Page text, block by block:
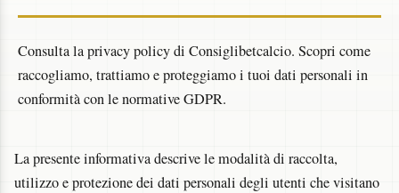
Consulta la privacy policy di Consiglibetcalcio. Scopri come
raccogliamo, trattiamo e proteggiamo i tuoi dati personali in
conformità con le normative GDPR.
La presente informativa descrive le modalità di raccolta,
utilizzo e protezione dei dati personali degli utenti che visitano